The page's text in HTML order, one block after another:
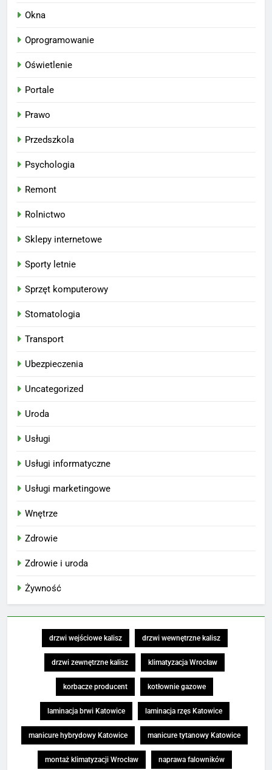
Okna
Oprogramowanie
Oświetlenie
Portale
Prawo
Przedszkola
Psychologia
Remont
Rolnictwo
Sklepy internetowe
Sporty letnie
Sprzęt komputerowy
Stomatologia
Transport
Ubezpieczenia
Uncategorized
Uroda
Usługi
Usługi informatyczne
Usługi marketingowe
Wnętrze
Zdrowie
Zdrowie i uroda
Żywność
drzwi wejściowe kalisz drzwi wewnętrzne kalisz
drzwi zewnętrzne kalisz klimatyzacja Wrocław
korbacze producent kotłownie gazowe
laminacja brwi Katowice laminacja rzęs Katowice
manicure hybrydowy Katowice manicure tytanowy Katowice
montaż klimatyzacji Wrocław naprawa falowników